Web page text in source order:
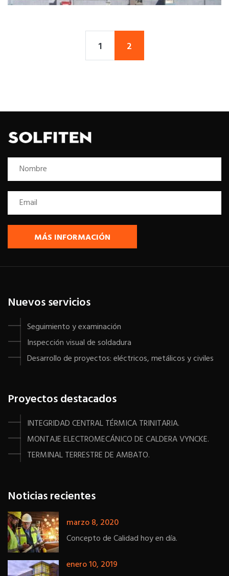
1 2
MÁS INFORMACIÓN
Nuevos servicios
Seguimiento y examinación
Inspección visual de soldadura
Desarrollo de proyectos: eléctricos, metálicos y civiles
Proyectos destacados
INTEGRIDAD CENTRAL TÉRMICA TRINITARIA.
MONTAJE ELECTROMECÁNICO DE CALDERA VYNCKE.
TERMINAL TERRESTRE DE AMBATO.
Noticias recientes
marzo 8, 2020
Concepto de Calidad hoy en día.
enero 10, 2019